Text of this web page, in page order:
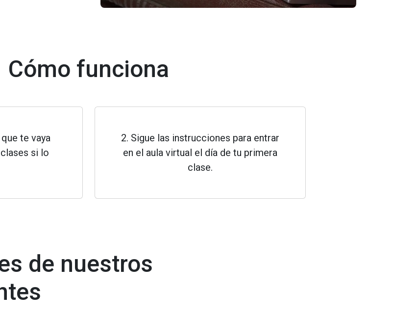
Cómo funciona
te vaya
si lo
2. Sigue las instrucciones para entrar
en el aula virtual el día de tu primera
clase.
de nuestros